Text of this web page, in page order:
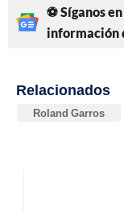
⚽ Síganos
información
Relacionados
Roland Garros